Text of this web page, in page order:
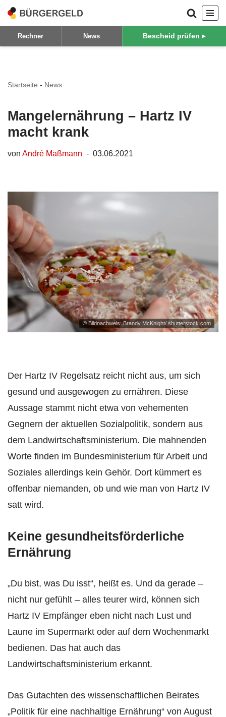
Zum
Inhalt
Rechner News Bescheid prüfen ▸
Startseite - News
Mangelernährung – Hartz IV
macht krank
von André Maßmann 03.06.2021
© Bildnachweis: Brandy McKnight/ shutterstock.com
Der Hartz IV Regelsatz reicht nicht aus, um sich
gesund und ausgewogen zu ernähren. Diese
Aussage stammt nicht etwa von vehementen
Gegnern der aktuellen Sozialpolitik, sondern aus
dem Landwirtschaftsministerium. Die mahnenden
Worte finden im Bundesministerium für Arbeit und
Soziales allerdings kein Gehör. Dort kümmert es
offenbar niemanden, ob und wie man von Hartz IV
satt wird.
Keine gesundheitsförderliche
Ernährung
„Du bist, was Du isst“, heißt es. Und da gerade –
nicht nur gefühlt – alles teurer wird, können sich
Hartz IV Empfänger eben nicht nach Lust und
Laune im Supermarkt oder auf dem Wochenmarkt
bedienen. Das hat auch das
Landwirtschaftsministerium erkannt.
Das Gutachten des wissenschaftlichen Beirates
„Politik für eine nachhaltige Ernährung“ von August